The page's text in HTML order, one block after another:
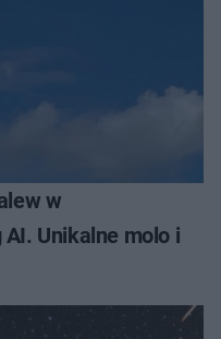
w
Unikalne molo i